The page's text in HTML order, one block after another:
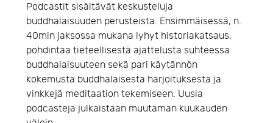
Podcastit sisältävät keskusteluja
buddhalaisuuden perusteista. Ensimmäisessä, n.
40min jaksossa mukana lyhyt historiakatsaus,
pohdintaa tieteellisestä ajattelusta suhteessa
buddhalaisuuteen sekä pari käytännön
kokemusta buddhalaisesta harjoituksesta ja
vinkkejä meditaation tekemiseen. Uusia
podcasteja julkaistaan muutaman kuukauden